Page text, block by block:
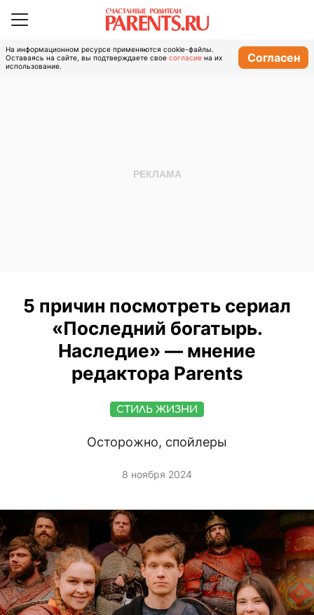
На информационном ресурсе применяются cookie-файлы.
Оставаясь на сайте, вы подтверждаете свое согласие на их
использование.
Согласен
5 причин посмотреть сериал
«Последний богатырь.
Наследие» — мнение
редактора Parents
СТИЛЬ ЖИЗНИ
Осторожно, спойлеры
8 ноября 2024